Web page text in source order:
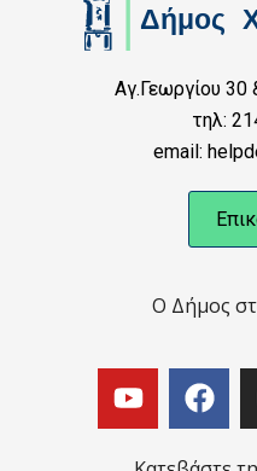
Αγ.Γεωργίου 30
τηλ:
email:
Ο Δήμος